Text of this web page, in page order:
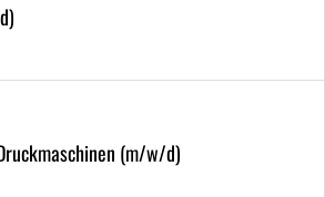
(m/w/d)